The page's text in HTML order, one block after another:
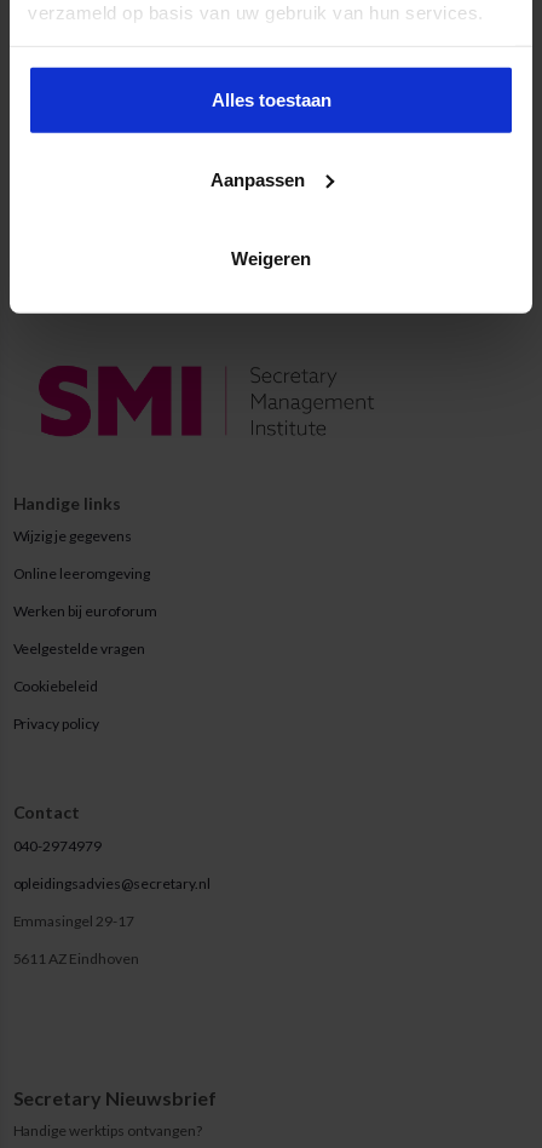
verzameld op basis van uw gebruik van hun services.
Alles toestaan
Aanpassen
Weigeren
Handige links
Wijzig je gegevens
Online leeromgeving
Werken bij euroforum
Veelgestelde vragen
Cookiebeleid
Privacy policy
Contact
040-2974979
opleidingsadvies@secretary.nl
Emmasingel 29-17
5611 AZ Eindhoven
Secretary Nieuwsbrief
Handige werktips ontvangen?